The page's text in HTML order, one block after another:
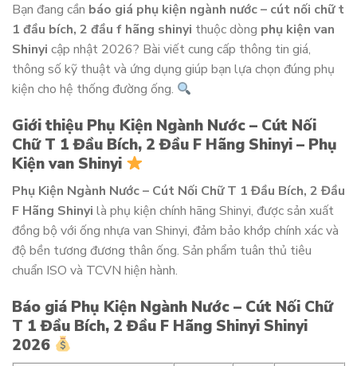
Bạn đang cần báo giá phụ kiện ngành nước – cút nối chữ t
1 đầu bích, 2 đầu f hãng shinyi thuộc dòng phụ kiện van
Shinyi cập nhật 2026? Bài viết cung cấp thông tin giá,
thông số kỹ thuật và ứng dụng giúp bạn lựa chọn đúng phụ
kiện cho hệ thống đường ống.
Giới thiệu Phụ Kiện Ngành Nước – Cút Nối
Chữ T 1 Đầu Bích, 2 Đầu F Hãng Shinyi – Phụ
Kiện van Shinyi
Phụ Kiện Ngành Nước – Cút Nối Chữ T 1 Đầu Bích, 2 Đầu
F Hãng Shinyi là phụ kiện chính hãng Shinyi, được sản xuất
đồng bộ với ống nhựa van Shinyi, đảm bảo khớp chính xác và
độ bền tương đương thân ống. Sản phẩm tuân thủ tiêu
chuẩn ISO và TCVN hiện hành.
Báo giá Phụ Kiện Ngành Nước – Cút Nối Chữ
T 1 Đầu Bích, 2 Đầu F Hãng Shinyi Shinyi
2026